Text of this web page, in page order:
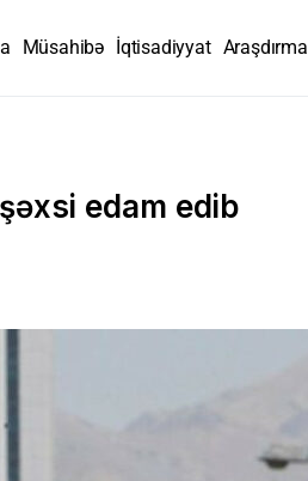
Müsahibə İqtisadiyyat Araşdırma
edam edib